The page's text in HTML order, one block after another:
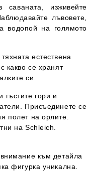
изживейте
лъвовете,
водопой на голямото
естествена
какво се хранят
си.
гори и
Присъединете се
полет на орлите.
на Schleich.
към детайла
фигурка уникална.